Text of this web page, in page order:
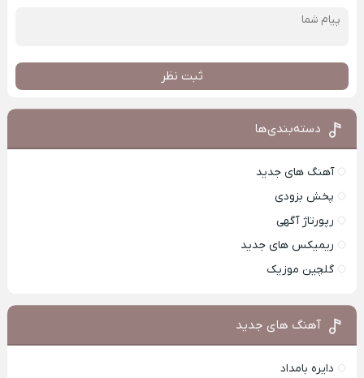
ثبت نظر
دسته‌بندی‌ها
آهنگ های جدید
پخش بزودی
رپورتاژ آگهی
ریمیکس های جدید
گلچین موزیک
آهنگ های جدید
دایره بامداد